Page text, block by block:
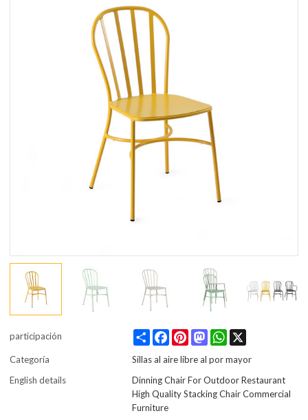
participación Share FacebookPinterestMastodonWhatsApp
Categoría
Sillas al aire libre al por mayor
English details
Dinning Chair For Outdoor Restaurant
High Quality Stacking Chair Commercial
Furniture